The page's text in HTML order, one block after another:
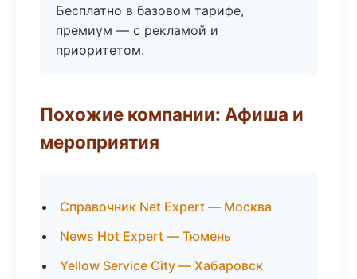
Бесплатно в базовом тарифе,
премиум — с рекламой и
приоритетом.
Похожие компании: Афиша и
мероприятия
Справочник Net Expert — Москва
News Hot Expert — Тюмень
Yellow Service City — Хабаровск